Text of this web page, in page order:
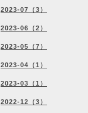
2023-07（3）
2023-06（2）
2023-05（7）
2023-04（1）
2023-03（1）
2022-12（3）